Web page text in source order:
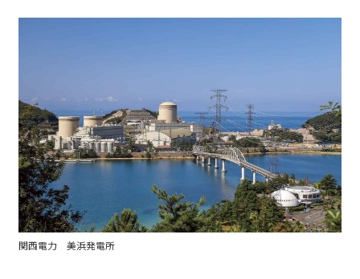
関西電力 美浜発電所